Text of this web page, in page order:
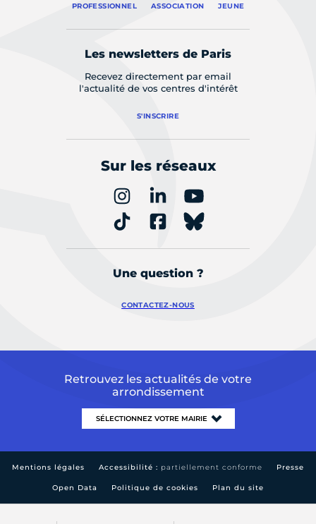
PROFESSIONNEL ASSOCIATION JEUNE
Les newsletters de Paris
Recevez directement par email
l'actualité de vos centres d'intérêt
S'INSCRIRE
Sur les réseaux
Une question ?
CONTACTEZ-NOUS
Retrouvez les actualités de votre
arrondissement
Mentions légales Accessibilité : partiellement conforme Presse
Open Data Politique de cookies Plan du site